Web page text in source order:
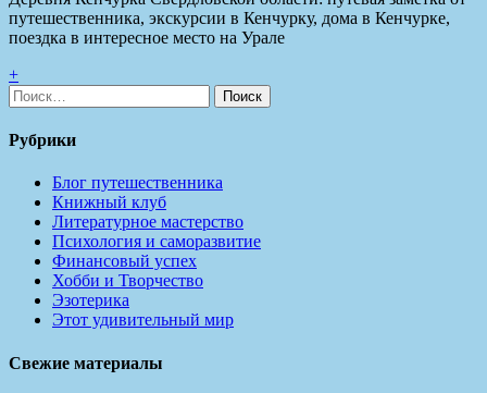
путешественника, экскурсии в Кенчурку, дома в Кенчурке,
поездка в интересное место на Урале
+
Найти:
Рубрики
Блог путешественника
Книжный клуб
Литературное мастерство
Психология и саморазвитие
Финансовый успех
Хобби и Творчество
Эзотерика
Этот удивительный мир
Свежие материалы